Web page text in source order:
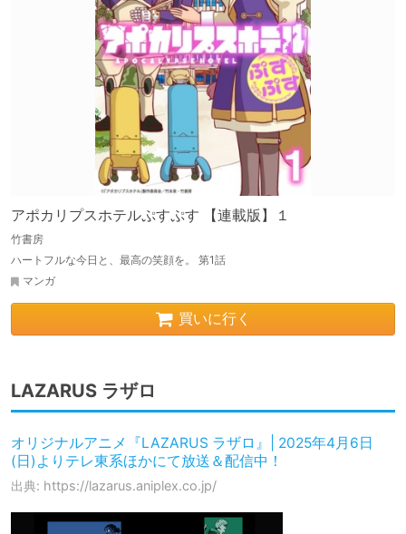
アポカリプスホテルぷすぷす 【連載版】１
竹書房
ハートフルな今日と、最高の笑顔を。 第1話
マンガ
買いに行く
LAZARUS ラザロ
オリジナルアニメ『LAZARUS ラザロ』| 2025年4月6日
(日)よりテレ東系ほかにて放送＆配信中！
出典: https://lazarus.aniplex.co.jp/